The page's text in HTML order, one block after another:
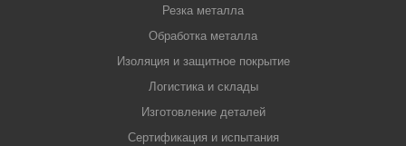
Резка металла
Обработка металла
Изоляция и защитное покрытие
Логистика и склады
Изготовление деталей
Сертификация и испытания